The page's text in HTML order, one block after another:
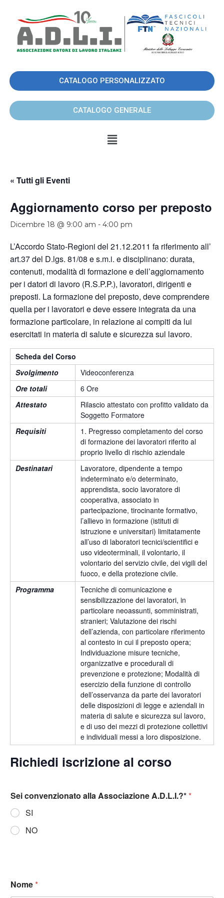
CATALOGO PERSONALIZZATO
CATALOGO GENERALE
« Tutti gli Eventi
Aggiornamento corso per preposto
Dicembre 18 @ 9:00 am - 4:00 pm
L’Accordo Stato-Regioni del 21.12.2011 fa riferimento all’
art.37 del D.lgs. 81/08 e s.m.i. e disciplinano: durata,
contenuti, modalità di formazione e dell’aggiornamento
per i datori di lavoro (R.S.P.P.), lavoratori, dirigenti e
preposti. La formazione del preposto, deve comprendere
quella per i lavoratori e deve essere integrata da una
formazione particolare, in relazione ai compiti da lui
esercitati in materia di salute e sicurezza sul lavoro.
Scheda del Corso
Svolgimento
Videoconferenza
Ore totali
6 Ore
Attestato
Rilascio attestato con profitto validato da
Soggetto Formatore
Requisiti
1. Pregresso completamento del corso
di formazione dei lavoratori riferito al
proprio livello di rischio aziendale
Destinatari
Lavoratore, dipendente a tempo
indeterminato e/o determinato,
apprendista, socio lavoratore di
cooperativa, associato in
partecipazione, tirocinante formativo,
l’allievo in formazione (istituti di
istruzione e universitari) limitatamente
all’uso di laboratori tecnici/scientifici e
uso videoterminali, il volontario, il
volontario del servizio civile, dei vigili del
fuoco, e della protezione civile.
Programma
Tecniche di comunicazione e
sensibilizzazione dei lavoratori, in
particolare neoassunti, somministrati,
stranieri; Valutazione dei rischi
dell’azienda, con particolare riferimento
al contesto in cui il preposto opera;
Individuazione misure tecniche,
organizzative e procedurali di
prevenzione e protezione; Modalità di
esercizio della funzione di controllo
dell’osservanza da parte dei lavoratori
delle disposizioni di legge e aziendali in
materia di salute e sicurezza sul lavoro,
e di uso dei mezzi di protezione collettivi
e individuali messi a loro disposizione.
Richiedi iscrizione al corso
Sei convenzionato alla Associazione A.D.L.I.?**
SI
NO
Nome*